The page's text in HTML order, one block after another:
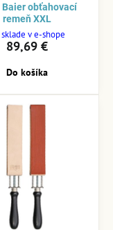
Baier obťahovací
remeň XXL
sklade v e-shope
89,69 €
Do košíka